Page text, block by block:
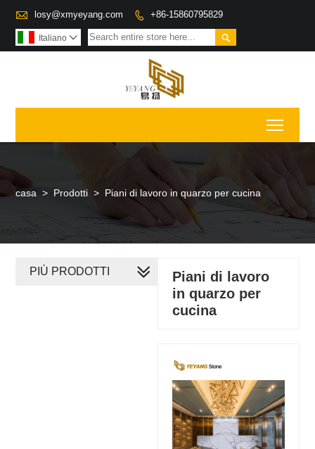
 losy@xmyeyang.com  +86-15860795829

Italiano 
casa > Prodotti > Piani di lavoro in quarzo per cucina
Piani di lavoro
in quarzo per
cucina
PIÙ PRODOTTI